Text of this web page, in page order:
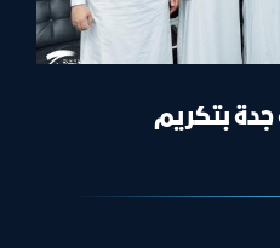
جدة بتكريم